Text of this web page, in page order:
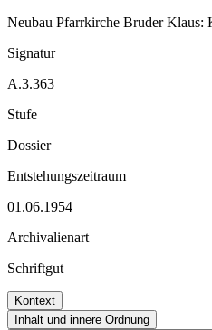
Neubau Pfarrkirche Bruder Klaus:
Signatur
A.3.363
Stufe
Dossier
Entstehungszeitraum
01.06.1954
Archivalienart
Schriftgut
Kontext
Inhalt und innere Ordnung